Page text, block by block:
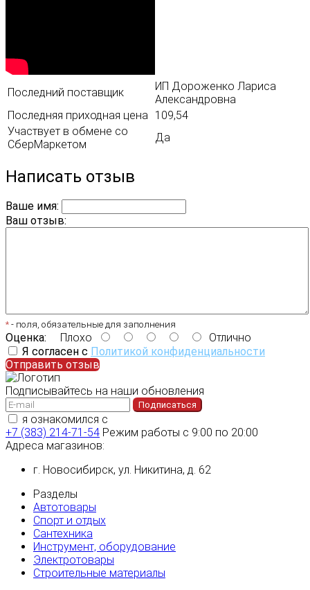
Последний поставщик
ИП Дороженко Лариса
Александровна
Последняя приходная цена
109,54
Участвует в обмене со
СберМаркетом
Да
Написать отзыв
Ваше имя:
Ваш отзыв:
* - поля, обязательные для заполнения
Оценка: Плохо
Отлично
Я согласен с Политикой конфиденциальности
Отправить отзыв
Подписывайтесь на наши обновления
Подписаться
я ознакомился с
+7 (383) 214-71-54 Режим работы с 9:00 по 20:00
Адреса магазинов:
г. Новосибирск, ул. Никитина, д. 62
Разделы
Автотовары
Спорт и отдых
Сантехника
Инструмент, оборудование
Электротовары
Строительные материалы